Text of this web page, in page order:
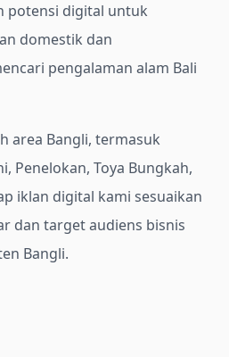
potensi digital untuk
domestik dan
pengalaman alam Bali
area Bangli, termasuk
Penelokan, Toya Bungkah,
iklan digital kami sesuaikan
dan target audiens bisnis
Bangli.